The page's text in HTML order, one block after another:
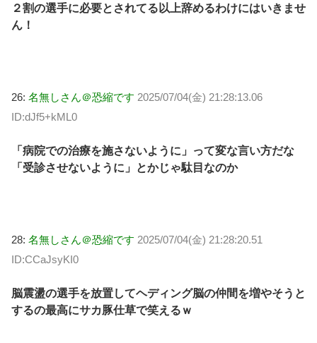
２割の選手に必要とされてる以上辞めるわけにはいきませ
ん！
26: 名無しさん＠恐縮です 2025/07/04(金) 21:28:13.06
ID:dJf5+kML0
「病院での治療を施さないように」って変な言い方だな
「受診させないように」とかじゃ駄目なのか
28: 名無しさん＠恐縮です 2025/07/04(金) 21:28:20.51
ID:CCaJsyKI0
脳震盪の選手を放置してヘディング脳の仲間を増やそうと
するの最高にサカ豚仕草で笑えるｗ